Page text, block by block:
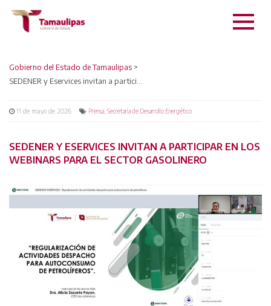
Gobierno del Estado de Tamaulipas >
11 de mayo de 2026 Prensa Secretaría de Desarrollo Energético
SEDENER Y ESERVICES INVITAN A PARTICIPAR EN LOS
WEBINARS PARA EL SECTOR GASOLINERO